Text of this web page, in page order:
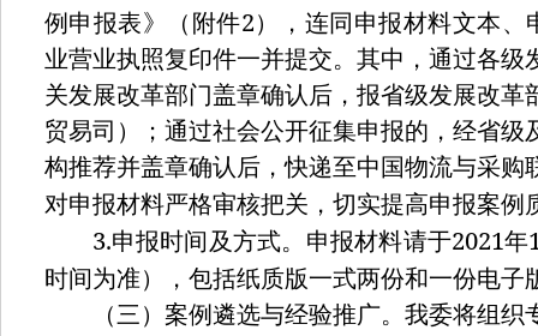
例申报表》（附件2），连同申报材料文本、
业营业执照复印件一并提交。其中，通过各级
关发展改革部门盖章确认后，报省级发展改革
贸易司）；通过社会公开征集申报的，经省级
构推荐并盖章确认后，快递至中国物流与采购
对申报材料严格审核把关，切实提高申报案例
3.申报时间及方式。申报材料请于2021年
时间为准），包括纸质版一式两份和一份电子
（三）案例遴选与经验推广。我委将组织